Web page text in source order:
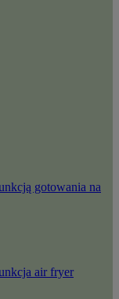
gotowania na
air fryer